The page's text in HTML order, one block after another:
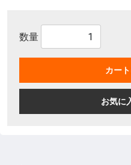
数量
カー
お気に